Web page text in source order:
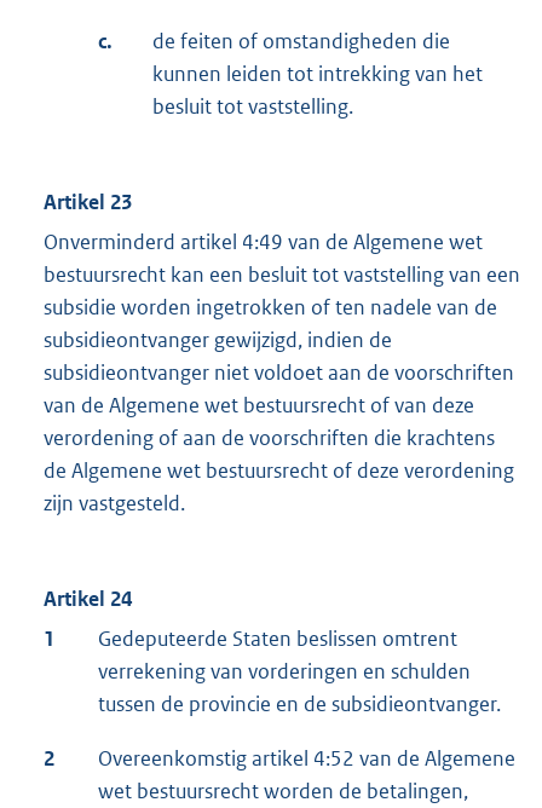
c.
de feiten of omstandigheden die
kunnen leiden tot intrekking van het
besluit tot vaststelling.
Artikel 23
Onverminderd artikel 4:49 van de Algemene wet
bestuursrecht kan een besluit tot vaststelling van een
subsidie worden ingetrokken of ten nadele van de
subsidieontvanger gewijzigd, indien de
subsidieontvanger niet voldoet aan de voorschriften
van de Algemene wet bestuursrecht of van deze
verordening of aan de voorschriften die krachtens
de Algemene wet bestuursrecht of deze verordening
zijn vastgesteld.
Artikel 24
1
Gedeputeerde Staten beslissen omtrent
verrekening van vorderingen en schulden
tussen de provincie en de subsidieontvanger.
2
Overeenkomstig artikel 4:52 van de Algemene
wet bestuursrecht worden de betalingen,